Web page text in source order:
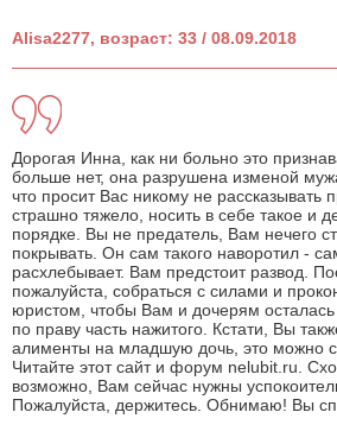
Alisa2277, возраст: 33 / 08.09.2018
Дорогая Инна, как ни больно это
больше нет, она разрушена изменой
что просит Вас никому не рассказывать
страшно тяжело, носить в себе такое и
порядке. Вы не предатель, Вам нечего
покрывать. Он сам такого наворотил -
расхлебывает. Вам предстоит развод.
пожалуйста, собраться с силами и
юристом, чтобы Вам и дочерям
по праву часть нажитого. Кстати, Вы
алименты на младшую дочь, это можно
Читайте этот сайт и форум nelubit.ru.
возможно, Вам сейчас нужны
Пожалуйста, держитесь. Обнимаю! Вы